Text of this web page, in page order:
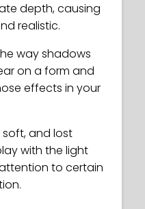
depth, causing
realistic.
way shadows
on a form and
effects in your
soft, and lost
with the light
to certain